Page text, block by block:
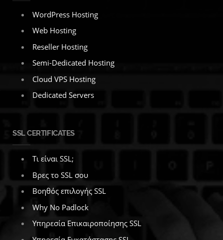
WordPress Hosting
Web Hosting
Reseller Hosting
Semi-Dedicated Hosting
Cloud VPS Hosting
Dedicated Servers
SSL CERTIFICATES
Τι είναι SSL;
Βρες το SSL σου
Βοηθός επιλογής SSL
Why No Padlock
Υπηρεσία Επικαιροποίησης SSL